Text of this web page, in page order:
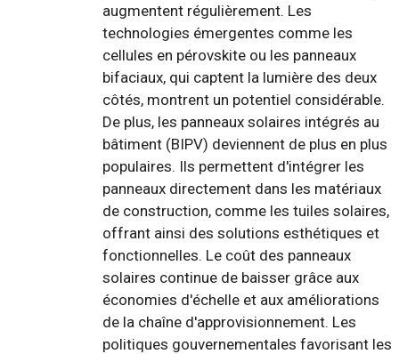
augmentent régulièrement. Les
technologies émergentes comme les
cellules en pérovskite ou les panneaux
bifaciaux, qui captent la lumière des deux
côtés, montrent un potentiel considérable.
De plus, les panneaux solaires intégrés au
bâtiment (BIPV) deviennent de plus en plus
populaires. Ils permettent d'intégrer les
panneaux directement dans les matériaux
de construction, comme les tuiles solaires,
offrant ainsi des solutions esthétiques et
fonctionnelles. Le coût des panneaux
solaires continue de baisser grâce aux
économies d'échelle et aux améliorations
de la chaîne d'approvisionnement. Les
politiques gouvernementales favorisant les